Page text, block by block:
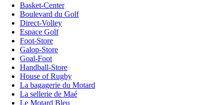
Basket-Center
Boulevard du Golf
Direct-Volley
Espace Golf
Foot-Store
Galop-Store
Goal-Foot
Handball-Store
House of Rugby
La bagagerie du Motard
La sellerie de Maé
Le Motard Bleu